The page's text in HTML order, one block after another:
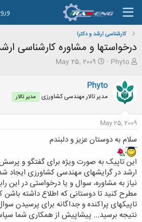
کارشناسی ارشد و دکترا
درخواستها و مشاوره کارشناسی
ش
ع
ک
ن
د
ه
م
و
ض
و
ع
Phyto
ت
ی
خ
ر
ع
May 25, 2009
Phyto
مدیر تالار مهندسی كشاورزی مدیر تالار
May 25, 2009
سلام به دوستان عزیز و دلبندم
این تاپیک به صورت ویژه برای گفتگو و
ارشد در گرایشهای مهندسی کشاورزی ایجاد
نیاز به مشاوره، سوال و یا درخواستی در این
مطرح کنید تا دوستانی که اطلاع داشته باشن
تاپیکهای پراکنده و جداگانه برای پرسیدن
نتیجه برسید... پیشاپیش از همکاری شما